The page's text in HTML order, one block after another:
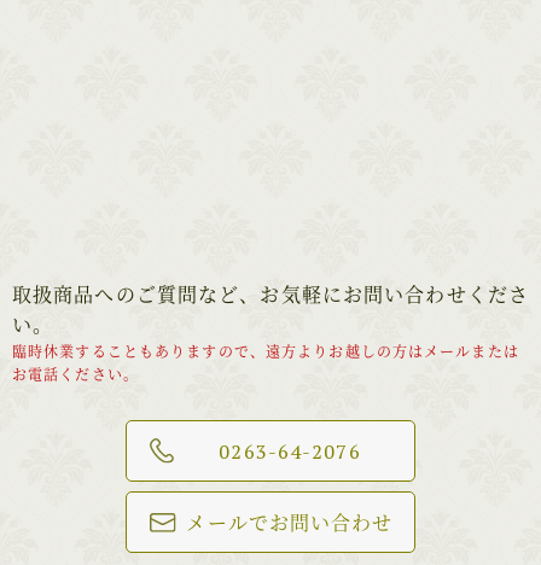
取扱商品へのご質問など、お気軽にお問い合わせくださ
い。
臨時休業することもありますので、遠方よりお越しの方はメールまたは
お電話ください。
0263-64-2076
メールでお問い合わせ